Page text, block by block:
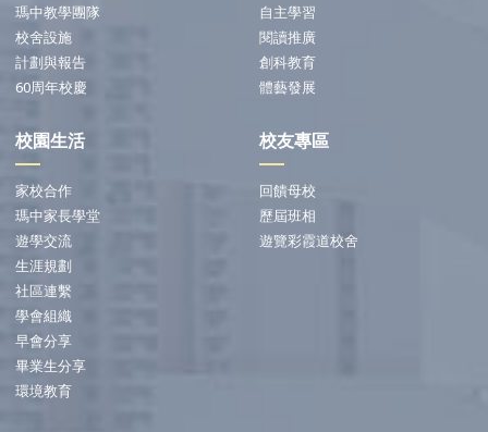
瑪中教學團隊
校舍設施
計劃與報告
60周年校慶
自主學習
閱讀推廣
創科教育
體藝發展
校園生活
家校合作
瑪中家長學堂
遊學交流
生涯規劃
社區連繫
學會組織
早會分享
畢業生分享
環境教育
校友專區
回饋母校
歷屆班相
遊覽彩霞道校舍